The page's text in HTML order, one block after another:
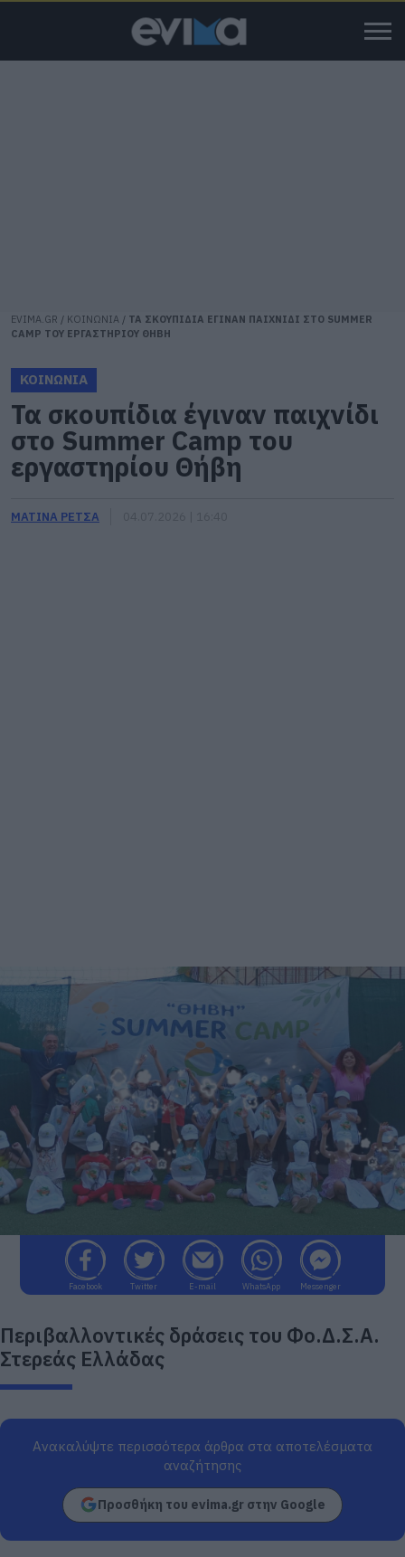
EVIMA.GR / ΚΟΙΝΩΝΙΑ / ΤΑ ΣΚΟΥΠΙΔΙΑ ΕΓΙΝΑΝ ΠΑΙΧΝΙΔΙ ΣΤΟ SUMMER
CAMP ΤΟΥ ΕΡΓΑΣΤΗΡΙΟΥ ΘΗΒΗ
ΚΟΙΝΩΝΙΑ
Τα σκουπίδια έγιναν παιχνίδι
στο Summer Camp του
εργαστηρίου Θήβη
ΜΑΤΙΝΑ ΡΕΤΣΑ
Facebook Twitter E-mail WhatsApp Messenger
Περιβαλλοντικές δράσεις του Φο.Δ.Σ.Α.
Στερεάς Ελλάδας
Ανακαλύψτε περισσότερα άρθρα στα αποτελέσματα
αναζήτησης
Προσθήκη του evima.gr στην Google